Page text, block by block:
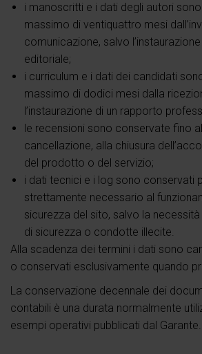
i manoscritti e i dati degli autori
massimo di ventiquattro mesi
comunicazione, salvo
editoriale;
i curriculum e i dati dei candidati
massimo di dodici mesi dalla
l’instaurazione di un rapporto
le recensioni sono conservate fino
cancellazione, alla chiusura
del prodotto o del servizio;
i dati tecnici e i log sono conservati
strettamente necessario al
sicurezza del sito, salvo la
di sicurezza o condotte illecite.
Alla scadenza dei termini i dati sono
o conservati esclusivamente quando
La conservazione decennale dei
contabili è una durata normalmente
esempi operativi pubblicati dal Garante.